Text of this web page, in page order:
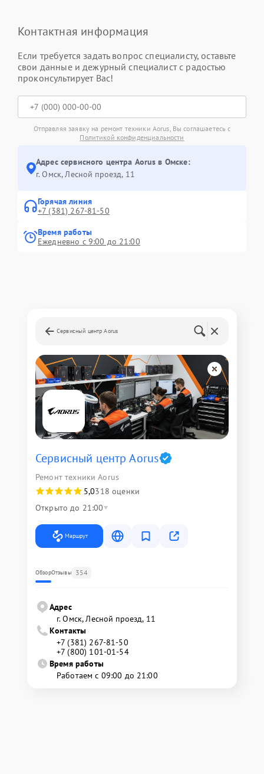
Контактная информация
Если требуется задать вопрос специалисту, оставьте
свои данные и дежурный специалист с радостью
проконсультирует Вас!
Отправляя заявку на ремонт техники Aorus, Вы соглашаетесь с
Политикой конфиденциальности
Адрес сервисного центра Aorus в Омске:
г. Омск, ​Лесной проезд, 11
Горячая линия
+7 (381) 267-81-50
Время работы
Ежедневно с 9:00 до 21:00
Сервисный центр Aorus
Сервисный центр Aorus
Ремонт техники Aorus
5,0318 оценки
Открыто до 21:00
Маршрут
ОбзорОтзывы 354
Адрес
г. Омск, ​Лесной проезд, 11
Контакты
+7 (381) 267-81-50
+7 (800) 101-01-54
Время работы
Работаем с 09:00 до 21:00